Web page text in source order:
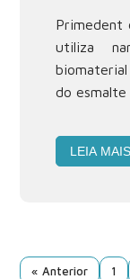
Primedent
utiliza
do
LEIA MAIS
« Anterior 1